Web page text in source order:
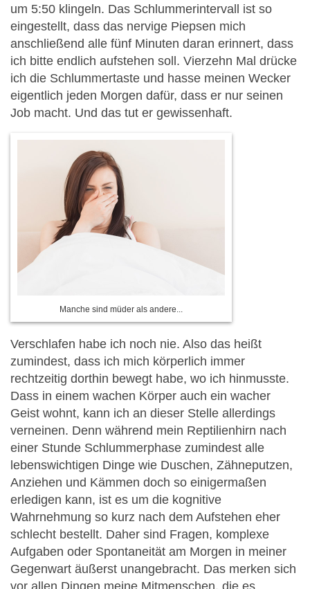
um 5:50 klingeln. Das Schlummerintervall ist so
eingestellt, dass das nervige Piepsen mich
anschließend alle fünf Minuten daran erinnert, dass
ich bitte endlich aufstehen soll. Vierzehn Mal drücke
ich die Schlummertaste und hasse meinen Wecker
eigentlich jeden Morgen dafür, dass er nur seinen
Job macht. Und das tut er gewissenhaft.
Manche sind müder als andere...
Verschlafen habe ich noch nie. Also das heißt
zumindest, dass ich mich körperlich immer
rechtzeitig dorthin bewegt habe, wo ich hinmusste.
Dass in einem wachen Körper auch ein wacher
Geist wohnt, kann ich an dieser Stelle allerdings
verneinen. Denn während mein Reptilienhirn nach
einer Stunde Schlummerphase zumindest alle
lebenswichtigen Dinge wie Duschen, Zähneputzen,
Anziehen und Kämmen doch so einigermaßen
erledigen kann, ist es um die kognitive
Wahrnehmung so kurz nach dem Aufstehen eher
schlecht bestellt. Daher sind Fragen, komplexe
Aufgaben oder Spontaneität am Morgen in meiner
Gegenwart äußerst unangebracht. Das merken sich
vor allen Dingen meine Mitmenschen, die es